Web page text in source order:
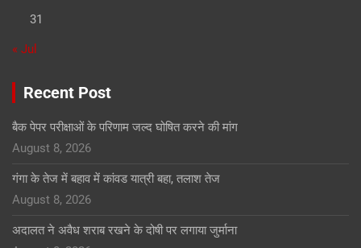
31
« Jul
Recent Post
बैक पेपर परीक्षाओं के परिणाम जल्द घोषित करने की मांग
August 8, 2026
गंगा के तेज में बहाव में कांवड यात्री बहा, तलाश तेज
August 8, 2026
अदालत ने अवैध शराब रखने के दोषी पर लगाया जुर्माना